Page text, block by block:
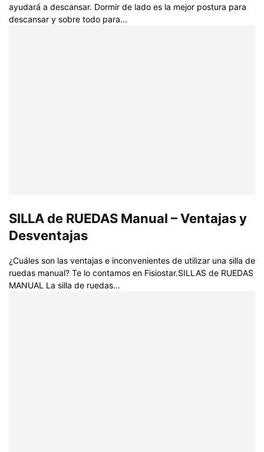
ayudará a descansar. Dormir de lado es la mejor postura para
descansar y sobre todo para...
SILLA de RUEDAS Manual – Ventajas y
Desventajas
¿Cuáles son las ventajas e inconvenientes de utilizar una silla de
ruedas manual? Te lo contamos en Fisiostar.SILLAS de RUEDAS
MANUAL La silla de ruedas...